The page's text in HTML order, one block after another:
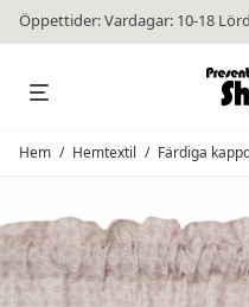
Öppettider: Vardagar: 10-18
Hem / Hemtextil / Färdiga